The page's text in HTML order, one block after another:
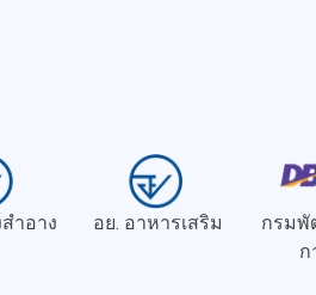
ำอาง อย. อาหารเสริม
กรมพั
ก